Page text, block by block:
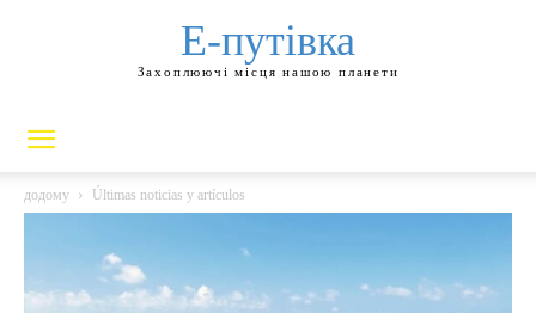
Е-путівка
Захоплюючі місця нашою планети
додому Últimas noticias y artículos